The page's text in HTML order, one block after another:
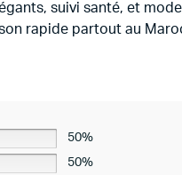
suivi santé, et
rapide partout au
50%
50%